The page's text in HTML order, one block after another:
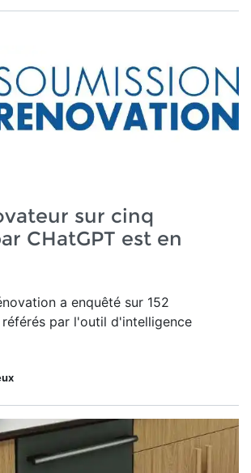
sur cinq
CHatGPT est en
a enquêté sur 152
par l'outil d'intelligence